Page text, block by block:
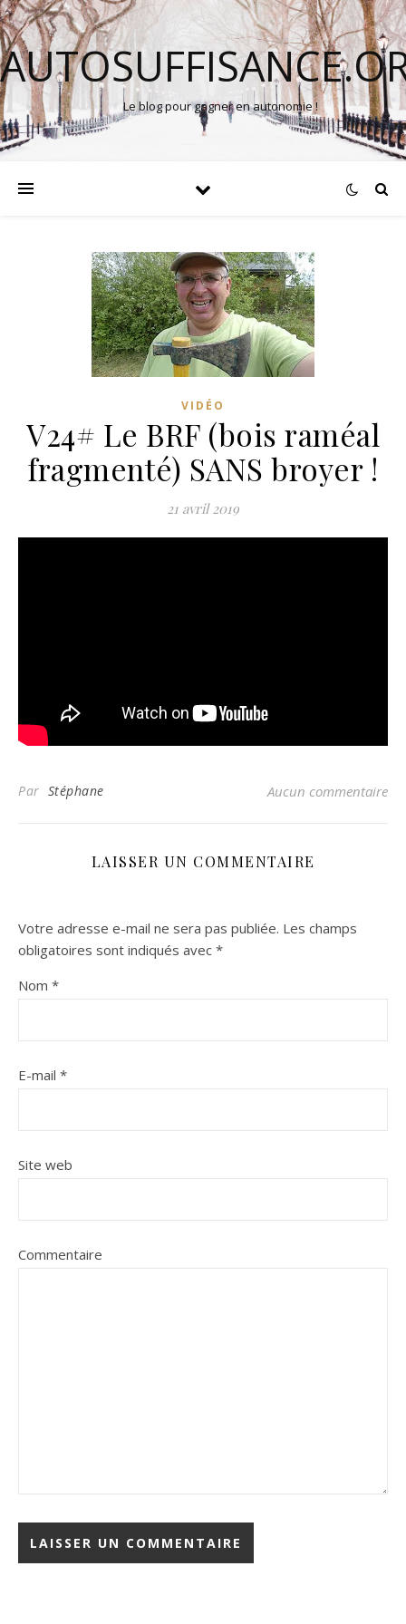
Le blog pour gagner en autonomie !
VIDÉO
V24# Le BRF (bois raméal
fragmenté) SANS broyer !
21 avril 2019
Par Stéphane Aucun commentaire
LAISSER UN COMMENTAIRE
Votre adresse e-mail ne sera pas publiée. Les champs
obligatoires sont indiqués avec *
Nom *
E-mail *
Site web
Commentaire